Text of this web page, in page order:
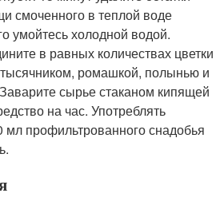
смоченного в теплой воде
умойтесь холодной водой.
в равных количествах цветки
ромашкой, полынью и
сырье стаканом кипящей
на час. Употреблять
мл профильтрованного снадобья